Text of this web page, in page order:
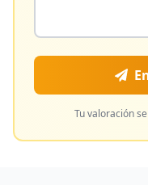
Tu valoración